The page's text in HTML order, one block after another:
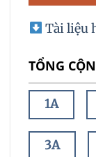
Tài liệu
TỔNG
1A
3A